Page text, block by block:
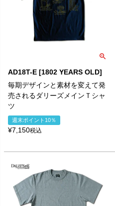
AD18T-E [1802 YEARS OLD]
毎期デザインと素材を変えて発
売されるダリーズメインＴシャ
ツ
週末ポイント10％
¥7,150税込